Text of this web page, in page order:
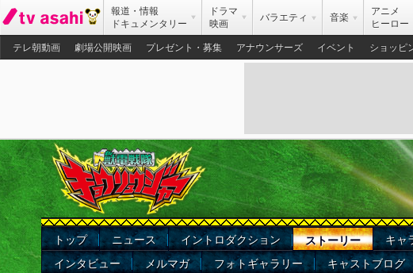
報道・情報
ドキュメンタリー
ドラマ
映画
バラエティ 音楽
アニメ
ヒーロー
テレ朝動画
劇場公開映画 プレゼント・募集 アナウンサーズ イベント ショッピ
トップ ニュース イントロダクション ストーリー キャ
インタビュー
メルマガ フォトギャラリー キャストブログ